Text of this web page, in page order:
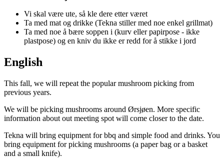
Vi skal være ute, så kle dere etter været
Ta med mat og drikke (Tekna stiller med noe enkel grillmat)
Ta med noe å bære soppen i (kurv eller papirpose - ikke
plastpose) og en kniv du ikke er redd for å stikke i jord
English
This fall, we will repeat the popular mushroom picking from
previous years.
We will be picking mushrooms around Ørsjøen. More specific
information about out meeting spot will come closer to the date.
Tekna will bring equipment for bbq and simple food and drinks. You
bring equipment for picking mushrooms (a paper bag or a basket
and a small knife).